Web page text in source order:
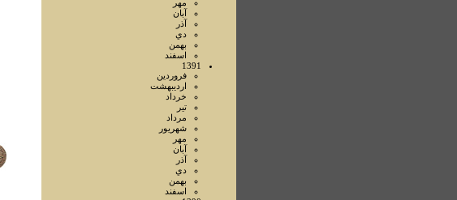
مهر
آبان
آذر
دي
بهمن
اسفند
1391
فروردين
ارديبهشت
خرداد
تير
مرداد
شهريور
مهر
آبان
آذر
دي
بهمن
اسفند